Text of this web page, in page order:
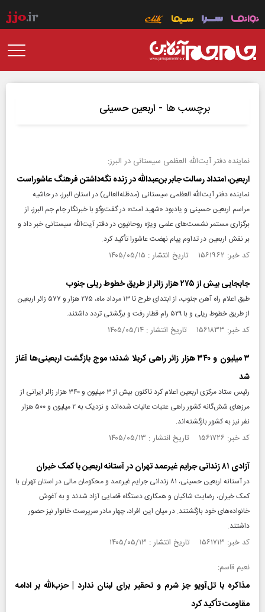
برچسب ها - اربعین حسینی
نماینده دفتر آیت‌الله العظمی سیستانی در البرز:
اربعین، امتداد رسالت جابر بن‌عبدالله در زنده نگه‌داشتن فرهنگ عاشوراست
نماینده دفتر آیت‌الله العظمی سیستانی (مدظله‌العالی) در استان البرز، در حاشیه
مراسم اربعین حسینی و یادبود «شهید امت» در گفت‌و‌گو با خبرنگار جام جم البرز، از
برگزاری مستمر نشست‌های علمی ویژه روحانیون در دفتر آیت‌الله سیستانی خبر داد و
بر نقش اربعین در تداوم پیام نهضت عاشورا تأکید کرد.
کد خبر: ۱۵۶۱۹۶۲ تاریخ انتشار : ۱۴۰۵/۰۵/۱۵
جابجایی بیش از ۲۷۵ هزار زائر از طریق خطوط ریلی جنوب
طبق اعلام راه آهن جنوب، از ابتدای طرح تا ۱۳ مرداد ماه، ۲۷۵ هزار و ۵۷۷ زائر اربعین
از طریق خطوط ریلی و با ۵۲۹ رام قطار رفت و برگشتی تردد داشتند.
کد خبر: ۱۵۶۱۸۳۳ تاریخ انتشار : ۱۴۰۵/۰۵/۱۴
۳ میلیون و ۳۴۰ هزار زائر راهی کربلا شدند؛ موج بازگشت اربعینی‌ها آغاز
شد
رئیس ستاد مرکزی اربعین اعلام کرد تاکنون بیش از ۳ میلیون و ۳۴۰ هزار زائر ایرانی از
مرزهای شش‌گانه کشور راهی عتبات عالیات شده‌اند و نزدیک به ۲ میلیون و ۵۰۰ هزار
نفر نیز به کشور بازگشته‌اند.
کد خبر: ۱۵۶۱۷۲۶ تاریخ انتشار : ۱۴۰۵/۰۵/۱۳
آزادی ۸۱ زندانی جرایم غیرعمد تهران در آستانه اربعین با کمک خیران
در آستانه اربعین حسینی، ۸۱ زندانی جرایم غیرعمد و محکومان مالی در استان تهران با
کمک خیران، رضایت شاکیان و همکاری دستگاه قضایی آزاد شدند و به آغوش
خانواده‌های خود بازگشتند. در میان این افراد، چهار مادر سرپرست خانوار نیز حضور
داشتند.
کد خبر: ۱۵۶۱۷۱۳ تاریخ انتشار : ۱۴۰۵/۰۵/۱۳
نعیم قاسم:
مذاکره با تل‌آویو جز شرم و تحقیر برای لبنان ندارد | حزب‌الله بر ادامه
مقاومت تأکید کرد